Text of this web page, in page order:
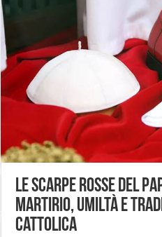
Le scarpe rosse del
martirio, umiltà e
cattolica